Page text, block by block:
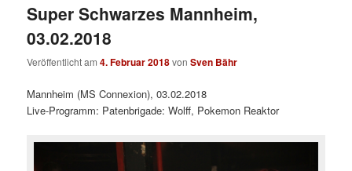
Super Schwarzes Mannheim,
03.02.2018
Veröffentlicht am4. Februar 2018vonSven Bähr
Mannheim (MS Connexion), 03.02.2018
Live-Programm: Patenbrigade: Wolff, Pokemon Reaktor